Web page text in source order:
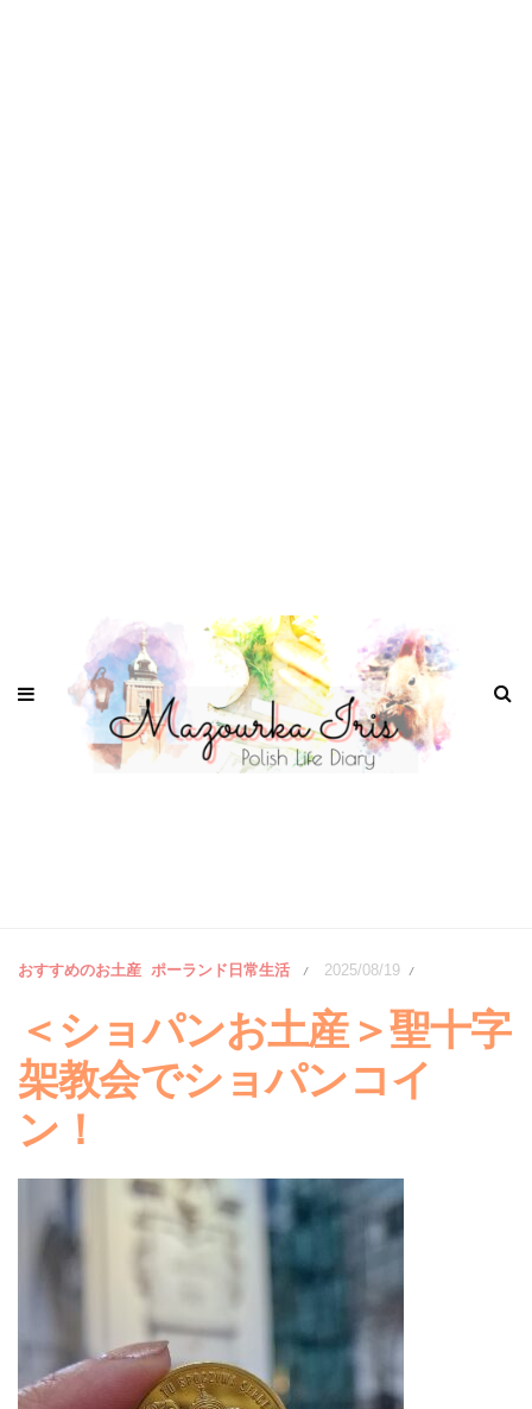
おすすめのお土産 ポーランド日常生活 / 2025/08/19 /
＜ショパンお土産＞聖十字
架教会でショパンコイ
ン！